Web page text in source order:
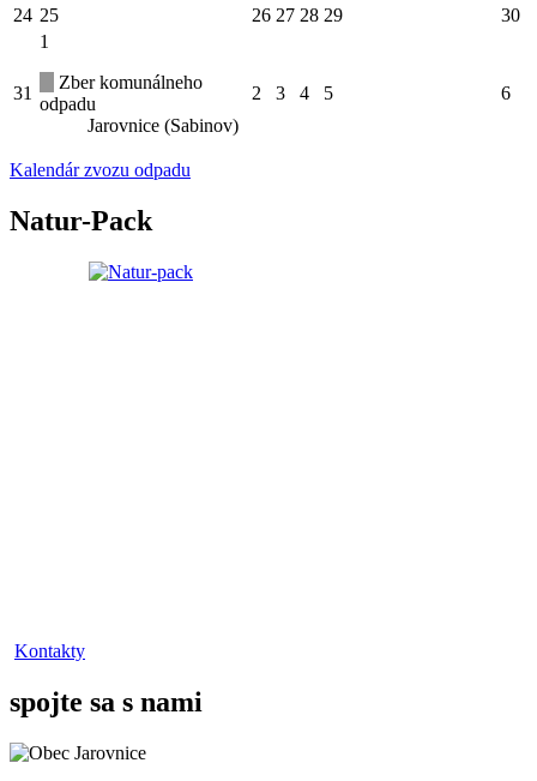
24 25 26 27 28 29 30
31
1
Zber komunálneho
odpadu
Jarovnice (Sabinov)
2 3 4 5 6
Kalendár zvozu odpadu
Natur-Pack
Kontakty
spojte sa s nami